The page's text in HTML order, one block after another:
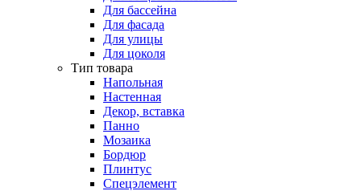
Для бассейна
Для фасада
Для улицы
Для цоколя
Тип товара
Напольная
Настенная
Декор, вставка
Панно
Мозаика
Бордюр
Плинтус
Спецэлемент